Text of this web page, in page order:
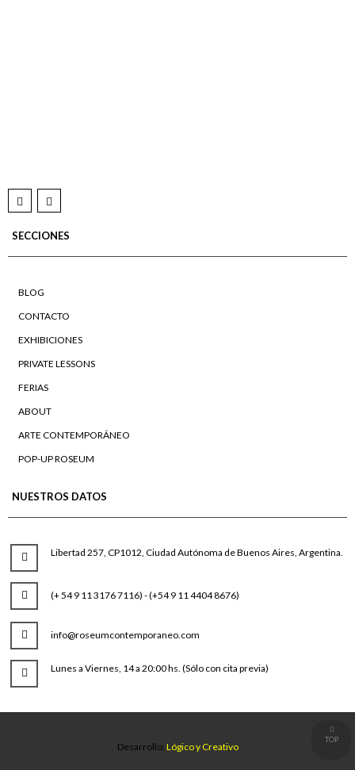
TOP
SECCIONES
BLOG
CONTACTO
EXHIBICIONES
PRIVATE LESSONS
FERIAS
ABOUT
ARTE CONTEMPORÁNEO
POP-UP ROSEUM
NUESTROS DATOS
Libertad 257, CP1012, Ciudad Autónoma de Buenos Aires, Argentina.
(+ 54 9 11 3176 7116) - (+54 9 11 4404 8676)
info@roseumcontemporaneo.com
Lunes a Viernes, 14 a 20:00 hs. (Sólo con cita previa)
Desarrollo: Lógico y Creativo